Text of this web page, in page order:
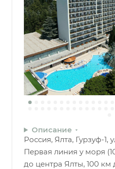
Описание
Россия, Ялта, Гурзуф-1,
Первая линия у моря
до центра Ялты, 100 км